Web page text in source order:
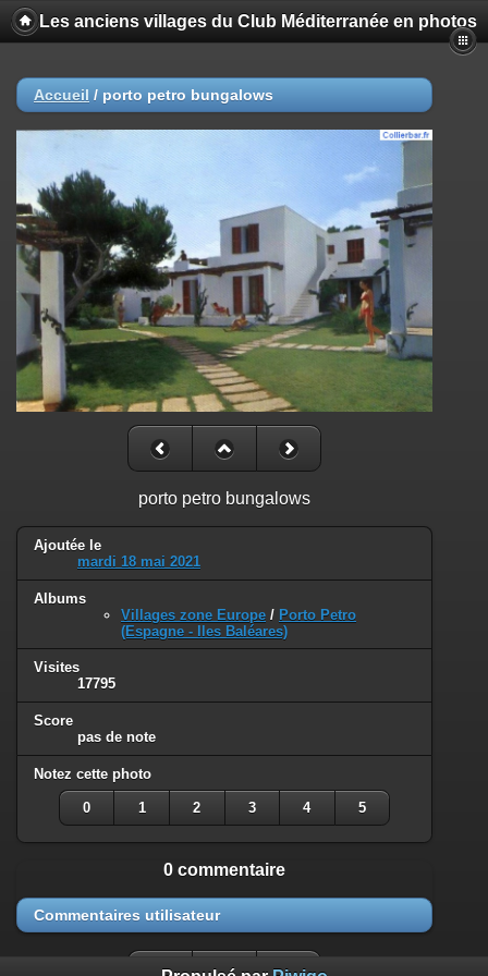
Les anciens villages du Club Méditerranée en photos
Accueil / porto petro bungalows
porto petro bungalows
Ajoutée le
mardi 18 mai 2021
Albums
Villages zone Europe / Porto Petro
(Espagne - Iles Baléares)
Visites
17795
Score
pas de note
Notez cette photo
0 1 2 3 4 5
0 commentaire
Commentaires utilisateur